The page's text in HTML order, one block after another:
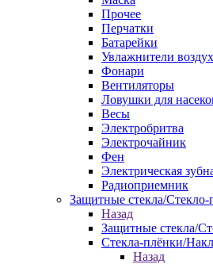
Прочее
Перчатки
Батарейки
Увлажнители
Фонари
Вентиляторы
Ловушки для
Весы
Электробритва
Электрочайник
Фен
Электрическая
Радиоприемник
Защитные стекла/
Назад
Защитные стекла/
Стекла-плёнки/
Назад